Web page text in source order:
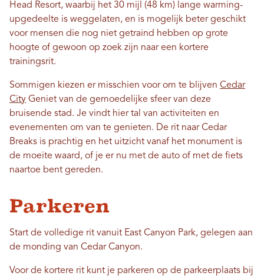
Head Resort, waarbij het 30 mijl (48 km) lange warming-
upgedeelte is weggelaten, en is mogelijk beter geschikt
voor mensen die nog niet getraind hebben op grote
hoogte of gewoon op zoek zijn naar een kortere
trainingsrit.
Sommigen kiezen er misschien voor om te blijven Cedar
City Geniet van de gemoedelijke sfeer van deze
bruisende stad. Je vindt hier tal van activiteiten en
evenementen om van te genieten. De rit naar Cedar
Breaks is prachtig en het uitzicht vanaf het monument is
de moeite waard, of je er nu met de auto of met de fiets
naartoe bent gereden.
Parkeren
Start de volledige rit vanuit East Canyon Park, gelegen aan
de monding van Cedar Canyon.
Voor de kortere rit kunt je parkeren op de parkeerplaats bij